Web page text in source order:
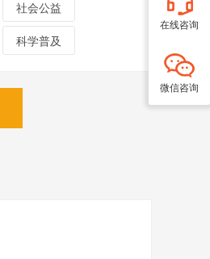
社会公益
科学普及
在线咨询
微信咨询